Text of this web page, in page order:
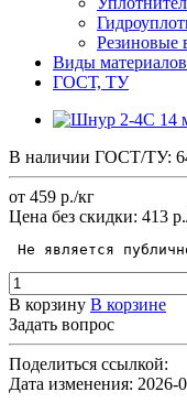
Резиновые
Виды материалов
ГОСТ, ТУ
В наличии ГОСТ/ТУ:
от 459 р./кг
Цена без скидки: 413
Не является
В корзину В корзине
Задать вопрос
Поделиться ссылкой:
Дата изменения: 2026-